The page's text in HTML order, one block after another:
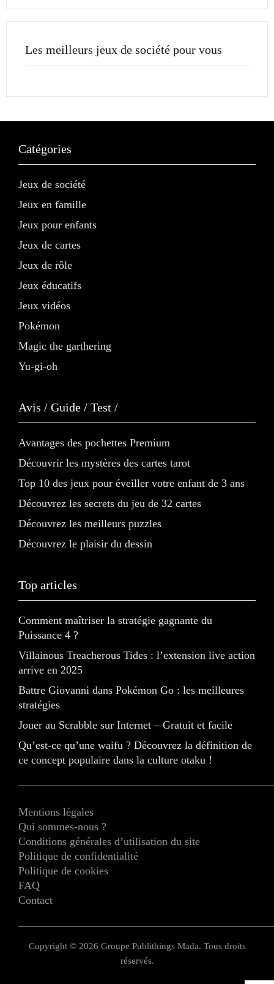
Les meilleurs jeux de société pour vous
Catégories
Jeux de société
Jeux en famille
Jeux pour enfants
Jeux de cartes
Jeux de rôle
Jeux éducatifs
Jeux vidéos
Pokémon
Magic the garthering
Yu-gi-oh
Avis / Guide / Test /
Avantages des pochettes Premium
Découvrir les mystères des cartes tarot
Top 10 des jeux pour éveiller votre enfant de 3 ans
Découvrez les secrets du jeu de 32 cartes
Découvrez les meilleurs puzzles
Découvrez le plaisir du dessin
Top articles
Comment maîtriser la stratégie gagnante du
Puissance 4 ?
Villainous Treacherous Tides : l’extension live action
arrive en 2025
Battre Giovanni dans Pokémon Go : les meilleures
stratégies
Jouer au Scrabble sur Internet – Gratuit et facile
Qu’est-ce qu’une waifu ? Découvrez la définition de
ce concept populaire dans la culture otaku !
Mentions légales
Qui sommes-nous ?
Conditions générales d’utilisation du site
Politique de confidentialité
Politique de cookies
FAQ
Contact
Copyright © 2026 Groupe Publithings Mada. Tous droits
réservés.